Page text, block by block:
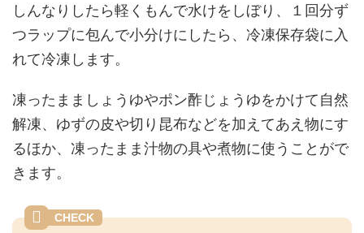
しんなりしたら軽くもんで水けをしぼり、１回分ず
つラップに包んで小分けにしたら、冷凍保存袋に入
れて冷凍します。
凍ったまましょうゆやポン酢じょうゆをかけて自然
解凍、ゆずの皮や切り昆布などを加えてあえ物にす
るほか、凍ったまま汁物の具や煮物に使うことがで
きます。